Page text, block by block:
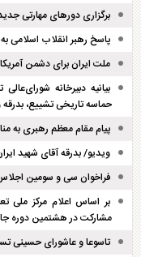
برگزاری دور‌های مهارتی
پاسخ رهبر انقلاب اسلامی
ملت ایران برای دشمن
بیانیه دبیرخانه
حماسه تاریخی تشییع،
پیام مقام معظم رهبری به
ویدیو/ بدرقه آقای شهید
فراخوان سی و سومین
بر اساس اعلام مرکز ملی
مشارکت در هشتمین دوره
تاسوعا و عاشورای حسینی